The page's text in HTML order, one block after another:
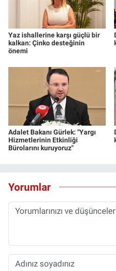
Yaz ishallerine karşı güçlü bir
kalkan: Çinko desteğinin
önemi
Adalet Bakanı Gürlek: "Yargı
Hizmetlerinin Etkinliği
Bürolarını kuruyoruz"
Yorumlar